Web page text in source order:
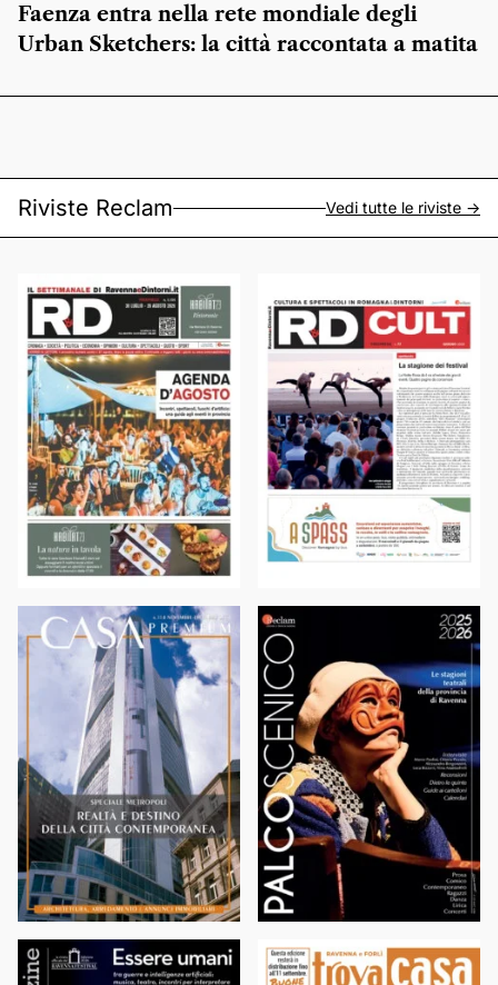
Faenza entra nella rete mondiale degli
Urban Sketchers: la città raccontata a matita
Riviste Reclam Vedi tutte le riviste ->